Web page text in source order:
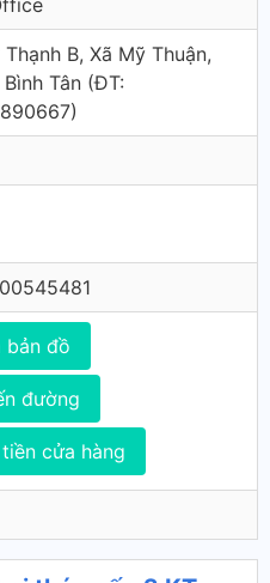
B, Xã Mỹ Thuận,
Tân (ÐT:
bản đồ
đường
cửa hàng